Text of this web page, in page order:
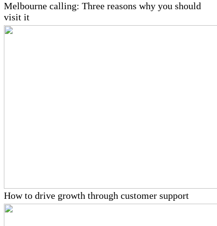
Melbourne calling: Three reasons why you should
visit it
How to drive growth through customer support